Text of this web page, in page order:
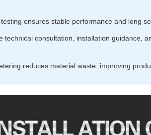
ensures stable performance and long
technical consultation, installation guidance,
reduces material waste, improving